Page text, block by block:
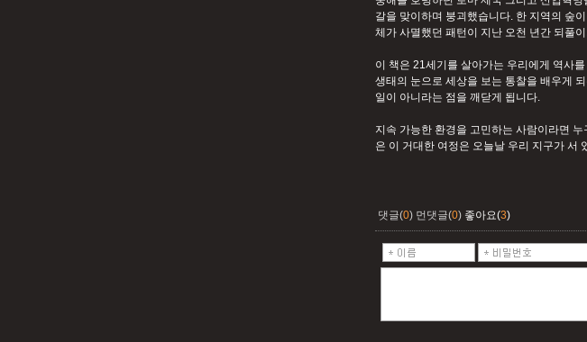
갈을 맞이하며 붕괴했습니다. 한 지역의 숲
체가 사멸했던 패턴이 지난 오천 년간 되풀
이 책은 21세기를 살아가는 우리에게 역사
생태의 눈으로 세상을 보는 통찰을 배우게
일이 아니라는 점을 깨닫게 됩니다.
지속 가능한 환경을 고민하는 사람이라면
은 이 거대한 여정은 오늘날 우리 지구가 서
댓글(0) 먼댓글(0) 좋아요(3)